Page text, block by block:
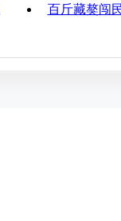
百斤藏獒闯